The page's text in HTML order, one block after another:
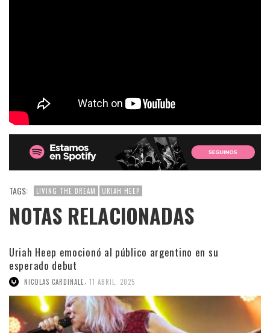
TAGS: LIVING THE DREAM URIAH HEEP
NOTAS RELACIONADAS
Uriah Heep emocionó al público argentino en su
esperado debut
NICOLAS CARDINALE, 11 ABRIL, 2025